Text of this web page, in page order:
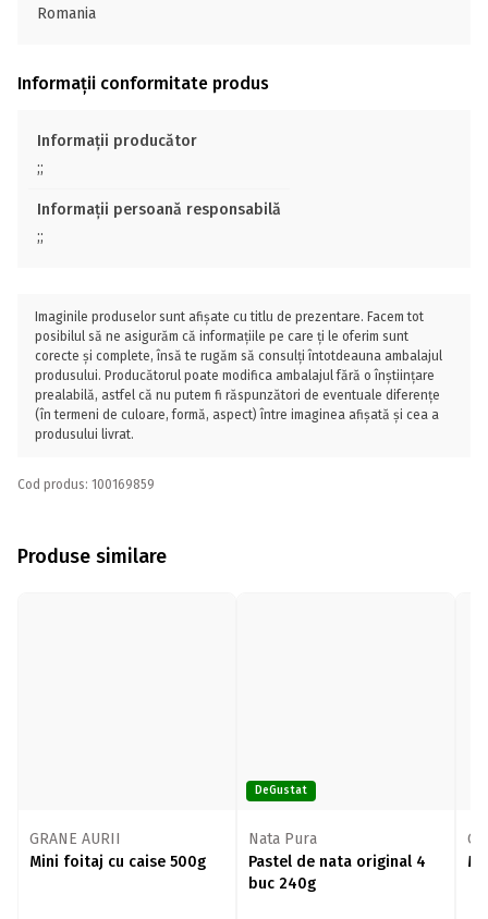
Romania
Informații conformitate produs
Informații producător
;;
Informații persoană responsabilă
;;
Imaginile produselor sunt afișate cu titlu de prezentare. Facem tot
posibilul să ne asigurăm că informațiile pe care ți le oferim sunt
corecte și complete, însă te rugăm să consulți întotdeauna ambalajul
produsului. Producătorul poate modifica ambalajul fără o înștiințare
prealabilă, astfel că nu putem fi răspunzători de eventuale diferențe
(în termeni de culoare, formă, aspect) între imaginea afișată și cea a
produsului livrat.
Cod produs: 100169859
Produse similare
GRANE AURII
Mini foitaj cu caise 500g
DeGustat
Nata Pura
Pastel de nata original 4
buc 240g